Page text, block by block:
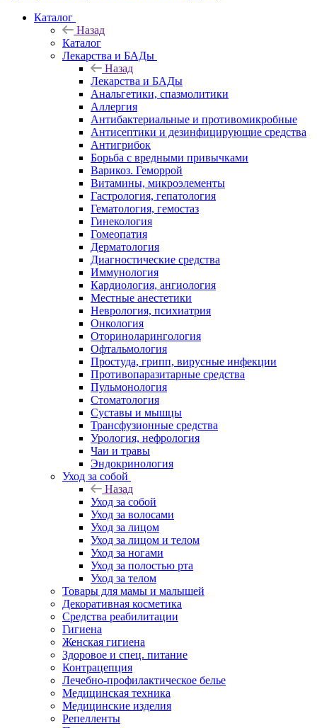
Каталог
Назад
Каталог
Лекарства и БАДы
Назад
Лекарства и БАДы
Анальгетики, спазмолитики
Аллергия
Антибактериальные и противомикробные
Антисептики и дезинфицирующие средства
Антигрибок
Борьба с вредными привычками
Варикоз. Геморрой
Витамины, микроэлементы
Гастрология, гепатология
Гематология, гемостаз
Гинекология
Гомеопатия
Дерматология
Диагностические средства
Иммунология
Кардиология, ангиология
Местные анестетики
Неврология, психиатрия
Онкология
Оториноларингология
Офтальмология
Простуда, грипп, вирусные инфекции
Противопаразитарные средства
Пульмонология
Стоматология
Суставы и мышцы
Трансфузионные средства
Урология, нефрология
Чаи и травы
Эндокринология
Уход за собой
Назад
Уход за собой
Уход за волосами
Уход за лицом
Уход за лицом и телом
Уход за ногами
Уход за полостью рта
Уход за телом
Товары для мамы и малышей
Декоративная косметика
Средства реабилитации
Гигиена
Женская гигиена
Здоровое и спец. питание
Контрацепция
Лечебно-профилактическое белье
Медицинская техника
Медицинские изделия
Репелленты